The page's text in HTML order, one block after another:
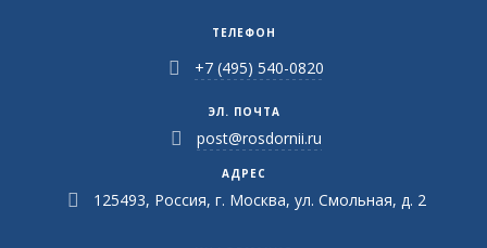
ТЕЛЕФОН
+7 (495) 540-0820
ЭЛ. ПОЧТА
post@rosdornii.ru
АДРЕС
125493, Россия, г. Москва, ул. Смольная, д. 2